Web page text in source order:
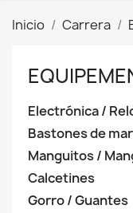
Inicio Carrera
Electrónica /
Bastones de
Manguitos /
Calcetines
Gorro / Guantes